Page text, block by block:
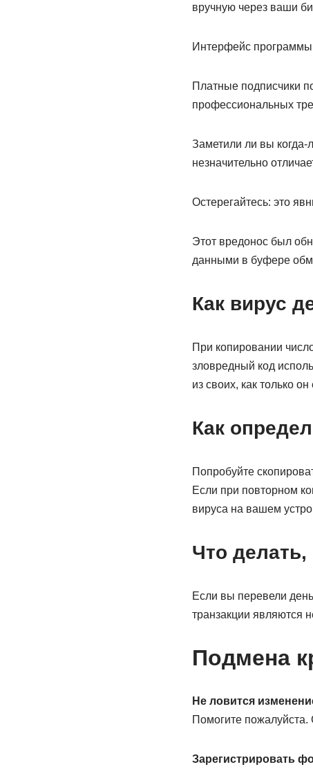
вручную через ваши
Интерфейс программы
Платные подписчики
профессиональных
Заметили ли вы
незначительно
Остерегайтесь: это
Этот вредонос был
данными в буфере
Как вирус
При копировании
зловредный код
из своих, как только он
Как
Попробуйте
Если при повторном
вируса на вашем
Что делать,
Если вы перевели
транзакции являются
Подмена
Не ловится
Помогите
Зарегистрировать